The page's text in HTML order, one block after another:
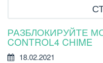
РАЗБЛОКИРУЙТЕ
CONTROL4 CHIME
18.02.2021